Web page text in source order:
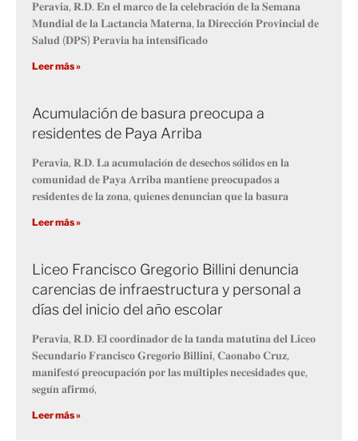
𝐏𝐞𝐫𝐚𝐯𝐢𝐚, 𝐑.𝐃. 𝐄𝐧 𝐞𝐥 𝐦𝐚𝐫𝐜𝐨 𝐝𝐞 𝐥𝐚 𝐜𝐞𝐥𝐞𝐛𝐫𝐚𝐜𝐢𝐨́𝐧 𝐝𝐞 𝐥𝐚 𝐒𝐞𝐦𝐚𝐧𝐚
𝐌𝐮𝐧𝐝𝐢𝐚𝐥 𝐝𝐞 𝐥𝐚 𝐋𝐚𝐜𝐭𝐚𝐧𝐜𝐢𝐚 𝐌𝐚𝐭𝐞𝐫𝐧𝐚, 𝐥𝐚 𝐃𝐢𝐫𝐞𝐜𝐜𝐢𝐨́𝐧 𝐏𝐫𝐨𝐯𝐢𝐧𝐜𝐢𝐚𝐥 𝐝𝐞
𝐒𝐚𝐥𝐮𝐝 (𝐃𝐏𝐒) 𝐏𝐞𝐫𝐚𝐯𝐢𝐚 𝐡𝐚 𝐢𝐧𝐭𝐞𝐧𝐬𝐢𝐟𝐢𝐜𝐚𝐝𝐨
Leer más »
Acumulación de basura preocupa a
residentes de Paya Arriba
𝐏𝐞𝐫𝐚𝐯𝐢𝐚, 𝐑.𝐃. 𝐋𝐚 𝐚𝐜𝐮𝐦𝐮𝐥𝐚𝐜𝐢𝐨́𝐧 𝐝𝐞 𝐝𝐞𝐬𝐞𝐜𝐡𝐨𝐬 𝐬𝐨́𝐥𝐢𝐝𝐨𝐬 𝐞𝐧 𝐥𝐚
𝐜𝐨𝐦𝐮𝐧𝐢𝐝𝐚𝐝 𝐝𝐞 𝐏𝐚𝐲𝐚 𝐀𝐫𝐫𝐢𝐛𝐚 𝐦𝐚𝐧𝐭𝐢𝐞𝐧𝐞 𝐩𝐫𝐞𝐨𝐜𝐮𝐩𝐚𝐝𝐨𝐬 𝐚
𝐫𝐞𝐬𝐢𝐝𝐞𝐧𝐭𝐞𝐬 𝐝𝐞 𝐥𝐚 𝐳𝐨𝐧𝐚, 𝐪𝐮𝐢𝐞𝐧𝐞𝐬 𝐝𝐞𝐧𝐮𝐧𝐜𝐢𝐚𝐧 𝐪𝐮𝐞 𝐥𝐚 𝐛𝐚𝐬𝐮𝐫𝐚
Leer más »
Liceo Francisco Gregorio Billini denuncia
carencias de infraestructura y personal a
días del inicio del año escolar
𝐏𝐞𝐫𝐚𝐯𝐢𝐚, 𝐑.𝐃. 𝐄𝐥 𝐜𝐨𝐨𝐫𝐝𝐢𝐧𝐚𝐝𝐨𝐫 𝐝𝐞 𝐥𝐚 𝐭𝐚𝐧𝐝𝐚 𝐦𝐚𝐭𝐮𝐭𝐢𝐧𝐚 𝐝𝐞𝐥 𝐋𝐢𝐜𝐞𝐨
𝐒𝐞𝐜𝐮𝐧𝐝𝐚𝐫𝐢𝐨 𝐅𝐫𝐚𝐧𝐜𝐢𝐬𝐜𝐨 𝐆𝐫𝐞𝐠𝐨𝐫𝐢𝐨 𝐁𝐢𝐥𝐥𝐢𝐧𝐢, 𝐂𝐚𝐨𝐧𝐚𝐛𝐨 𝐂𝐫𝐮𝐳,
𝐦𝐚𝐧𝐢𝐟𝐞𝐬𝐭𝐨́ 𝐩𝐫𝐞𝐨𝐜𝐮𝐩𝐚𝐜𝐢𝐨́𝐧 𝐩𝐨𝐫 𝐥𝐚𝐬 𝐦𝐮́𝐥𝐭𝐢𝐩𝐥𝐞𝐬 𝐧𝐞𝐜𝐞𝐬𝐢𝐝𝐚𝐝𝐞𝐬 𝐪𝐮𝐞,
𝐬𝐞𝐠𝐮́𝐧 𝐚𝐟𝐢𝐫𝐦𝐨́,
Leer más »